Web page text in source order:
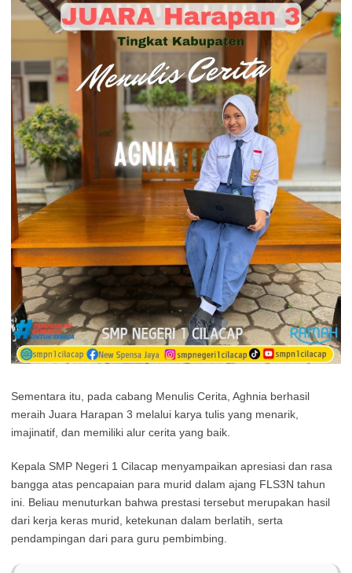
Sementara itu, pada cabang Menulis Cerita, Aghnia berhasil
meraih Juara Harapan 3 melalui karya tulis yang menarik,
imajinatif, dan memiliki alur cerita yang baik.
Kepala SMP Negeri 1 Cilacap menyampaikan apresiasi dan rasa
bangga atas pencapaian para murid dalam ajang FLS3N tahun
ini. Beliau menuturkan bahwa prestasi tersebut merupakan hasil
dari kerja keras murid, ketekunan dalam berlatih, serta
pendampingan dari para guru pembimbing.